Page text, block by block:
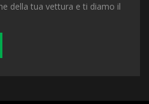
della tua vettura e ti diamo il